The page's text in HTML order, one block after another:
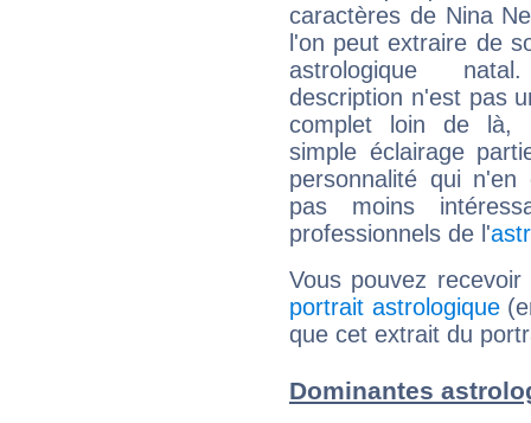
caractères de Nina
l'on peut extraire de
astrologique
description n'est pas
complet loin de là,
simple éclairage
personnalité qui n'en
pas moins
professionnels de l'
Vous pouvez
portrait astrologique
que cet extrait du
Dominantes